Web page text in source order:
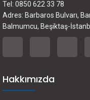
Tel: 0850 622 33 78
Adres: Barbaros Bulvarı,
Balmumcu, Beşiktaş-
Hakkımızda